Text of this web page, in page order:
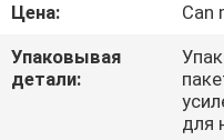
КАЧЕСТВА
СВЯЖИТЕСЬ
Цена:
Can
Упаковывая
детали:
для